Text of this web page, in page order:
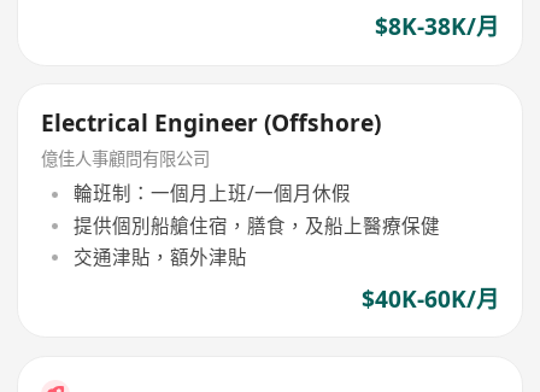
$8K-38K/月
Electrical Engineer (Offshore)
億佳人事顧問有限公司
輪班制：一個月上班/一個月休假
提供個別船艙住宿，膳食，及船上醫療保健
交通津貼，額外津貼
$40K-60K/月